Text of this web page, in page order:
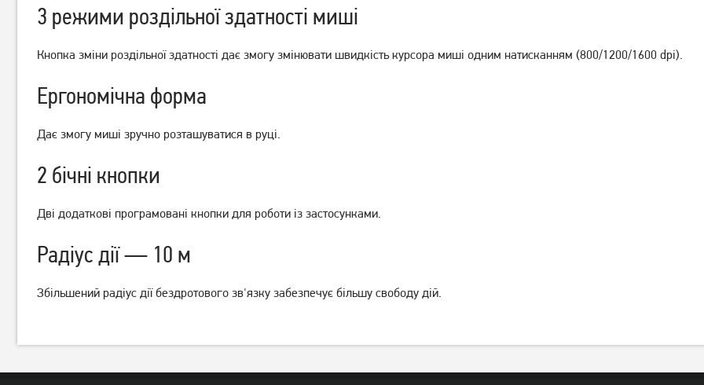
Миша Logitech M190
Миша Logitech M190
Миша Logitech M185
Миша A4Tech N-708X-1
Миша A4Tech N-70FXS USB
Миша A4Tech OP-330S USB
3 режими роздільної здатності миші
Кнопка зміни роздільної здатності дає змогу змінювати швидкість курсора миші одним натисканням (800/1200/1600 dpi).
Ергономічна форма
Дає змогу миші зручно розташуватися в руці.
2 бічні кнопки
Дві додаткові програмовані кнопки для роботи із застосунками.
Радіус дії — 10 м
Збільшений радіус дії бездротового зв'язку забезпечує більшу свободу дій.